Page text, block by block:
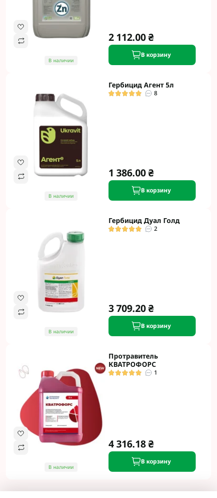
В наличии
2 112.00 ₴
В корзину
В наличии
Гербицид Агент 5л
8
1 386.00 ₴
В корзину
В наличии
Гербицид Дуал Голд
2
3 709.20 ₴
В корзину
В наличии
Протравитель
КВАТРОФОРС
1
4 316.18 ₴
В корзину